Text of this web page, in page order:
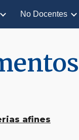
No Docentes
afines